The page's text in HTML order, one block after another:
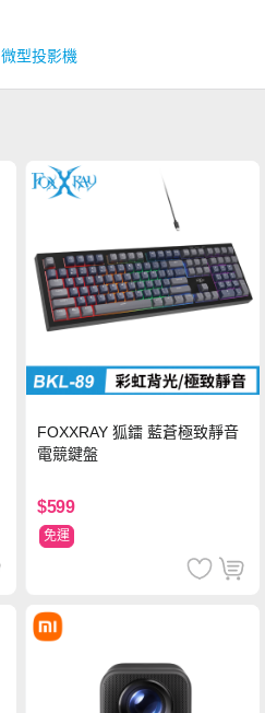
微型投影機
FOXXRAY 狐鐳 藍蒼極致靜音
電競鍵盤
$599
免運